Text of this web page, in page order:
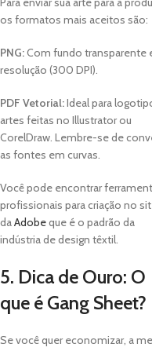
os formatos mais aceitos são:
PNG:Com fundo transparente
resolução (300 DPI).
PDF Vetorial:Ideal para
artes feitas no Illustrator ou
CorelDraw. Lembre-se de
as fontes em curvas.
Você pode encontrar
profissionais para criação no
daAdobeque é o padrão da
indústria de design têxtil.
5. Dica de Ouro: O
que é Gang Sheet?
Se você quer economizar, a